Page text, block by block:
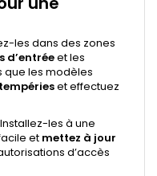
les dans des zones
d’entréeet les
que les modèles
et effectuez
les à une
et mettez à jour
d’accès